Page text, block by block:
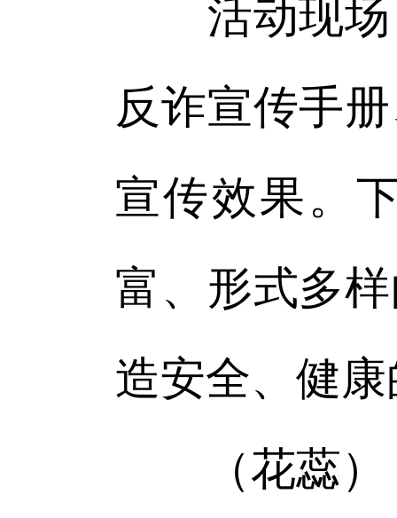
活动现场
反诈宣传手
宣传效果。
富、形式多
造安全、健
（花蕊）